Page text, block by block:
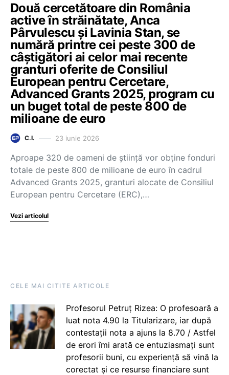
Două cercetătoare din România
active în străinătate, Anca
Pârvulescu și Lavinia Stan, se
numără printre cei peste 300 de
câștigători ai celor mai recente
granturi oferite de Consiliul
European pentru Cercetare,
Advanced Grants 2025, program cu
un buget total de peste 800 de
milioane de euro
C.I. 23 iunie 2026
Aproape 320 de oameni de știință vor obține fonduri
totale de peste 800 de milioane de euro în cadrul
Advanced Grants 2025, granturi alocate de Consiliul
European pentru Cercetare (ERC),…
Vezi articolul
CELE MAI CITITE ARTICOLE
Profesorul Petruț Rizea: O profesoară a
luat nota 4.90 la Titularizare, iar după
contestații nota a ajuns la 8.70 / Astfel
de erori îmi arată ce entuziasmați sunt
profesorii buni, cu experiență să vină la
corectat și ce resurse financiare sunt